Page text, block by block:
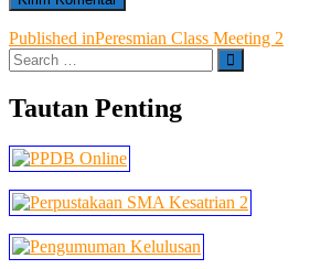
Navigasi
pos
Published inPeresmian Class Meeting 2
Search
…
Tautan Penting